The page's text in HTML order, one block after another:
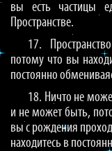
вы есть частицы
Пространстве.
17.
потому что вы
постоянно
18. Ничто не
и не может быть,
вы с рождения
находитесь в